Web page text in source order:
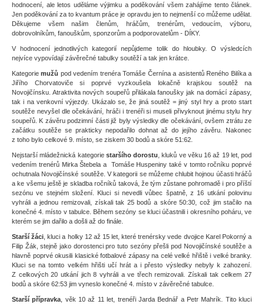
hodnocení, ale letos uděláme výjimku a poděkování všem zahájíme tento článek.
Jen poděkování za to kvantum práce je opravdu jen to nejmenší co můžeme udělat.
Děkujeme všem našim členům, hráčům, trenérům, vedoucím, výboru,
dobrovolníkům, fanouškům, sponzorům a podporovatelům - DÍKY.
V hodnocení jednotlivých kategorií nepůjdeme tolik do hloubky. O výsledcích
nejvíce vypovídají závěrečné tabulky soutěží a tak jen krátce.
Kategoriemužů pod vedením trenéra Tomáše Černína a asistentů Reného Bilíka a
Jiřího Chorvatoviče si poprvé vyzkoušela lokačně krajskou soutěž na
Novojičínsku. Atraktivita nových soupeřů přilákala fanoušky jak na domácí zápasy,
tak i na venkovní výjezdy. Ukázalo se, že jiná soutěž = jiný styl hry a proto start
soutěže nevyšel dle očekávání, hráči i trenéři si museli přivyknout jinému stylu hry
soupeřů. K závěru podzimní části již byly výsledky dle očekávání, ovšem ztrátu ze
začátku soutěže se prakticky nepodařilo dohnat až do jejího závěru. Nakonec
z toho bylo celkové 9. místo, se ziskem 30 bodů a skóre 51:62.
Nejstarší mládežnická kategorie staršího dorostu , kluků ve věku 16 až 19 let, pod
vedením trenérů Mirka Štebela a Tomáše Huspeniny také v tomto ročníku poprvé
ochutnala Novojičínské soutěže. V kategorii se můžeme chlubit hojnou účasti hráčů
a ke všemu ještě je skladba ročníků taková, že tým zůstane pohromadě i pro příští
sezónu ve stejném složení. Kluci si nevedli vůbec špatně, z 16 utkání polovinu
vyhráli a jednou remizovali, získali tak 25 bodů a skóre 50:30, což jim stačilo na
konečné 4. místo v tabulce. Během sezóny se kluci účastnili i okresního poháru, ve
kterém se jim dařilo a došli až do finále.
Starší žáci , kluci a holky 12 až 15 let, které trenérsky vede dvojice Karel Pokorný a
Filip Žák, stejně jako dorostenci pro tuto sezóny přešli pod Novojičínské soutěže a
hlavně poprvé okusili klasické fotbalové zápasy na celé velké hřiště i velké branky.
Kluci se na tomto velkém hřišti učí hrát a i přesto výsledky nebyly k zahození.
Z celkových 20 utkání jich 8 vyhráli a ve třech remizovali. Získali tak celkem 27
bodů a skóre 62:53 jim vyneslo konečné 4. místo v závěrečné tabulce.
Starší přípravka , věk 10 až 11 let, trenéři Jarda Bednář a Petr Mahrík. Tito kluci